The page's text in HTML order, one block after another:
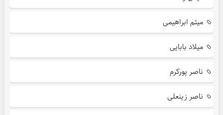
میثم ابراهیمی
میلاد بابایی
ناصر پورکرم
ناصر زینعلی